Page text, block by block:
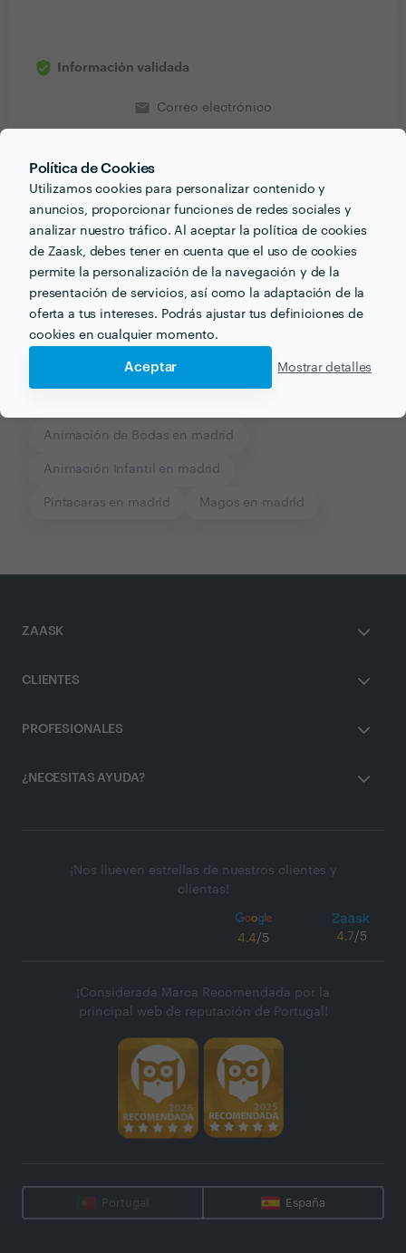
Política de Cookies
Utilizamos cookies para personalizar contenido y
anuncios, proporcionar funciones de redes sociales y
analizar nuestro tráfico. Al aceptar la política de cookies
de Zaask, debes tener en cuenta que el uso de cookies
permite la personalización de la navegación y de la
presentación de servicios, así como la adaptación de la
oferta a tus intereses. Podrás ajustar tus definiciones de
cookies en cualquier momento.
Aceptar Mostrar detalles
Información validada
email Correo electrónico
Recibe varias propuestas de profesionales como
patricia gallego gomezen pocas horas.
Otros servicios proporcionados por
gomez
Animación de Bodas en madrid
Animación Infantil en madrid
Pintacaras en madrid Magos en madrid
ZAASK
CLIENTES
PROFESIONALES
¿NECESITAS AYUDA?
¡Nos llueven estrellas de nuestros clientes y
clientas!
4.4/5 4.7/5
¡Considerada Marca Recomendada por la
principal web de reputación de Portugal!
Portugal España